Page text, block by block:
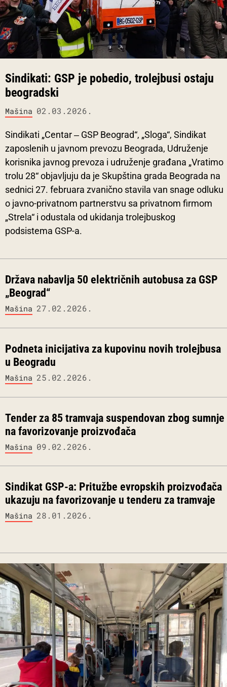
Sindikati: GSP je pobedio, trolejbusi ostaju
beogradski
Mašina 02.03.2026.
Sindikati „Centar ‒ GSP Beograd“, „Sloga“, Sindikat
zaposlenih u javnom prevozu Beograda, Udruženje
korisnika javnog prevoza i udruženje građana „Vratimo
trolu 28“ objavljuju da je Skupština grada Beograda na
sednici 27. februara zvanično stavila van snage odluku
o javno-privatnom partnerstvu sa privatnom firmom
„Strela“ i odustala od ukidanja trolejbuskog
podsistema GSP-a.
Država nabavlja 50 električnih autobusa za GSP
„Beograd“
Mašina 27.02.2026.
Podneta inicijativa za kupovinu novih trolejbusa
u Beogradu
Mašina 25.02.2026.
Tender za 85 tramvaja suspendovan zbog sumnje
na favorizovanje proizvođača
Mašina 09.02.2026.
Sindikat GSP-a: Pritužbe evropskih proizvođača
ukazuju na favorizovanje u tenderu za tramvaje
Mašina 28.01.2026.